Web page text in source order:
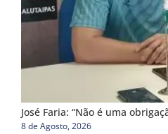
José Faria: “Não é uma
8 de Agosto, 2026